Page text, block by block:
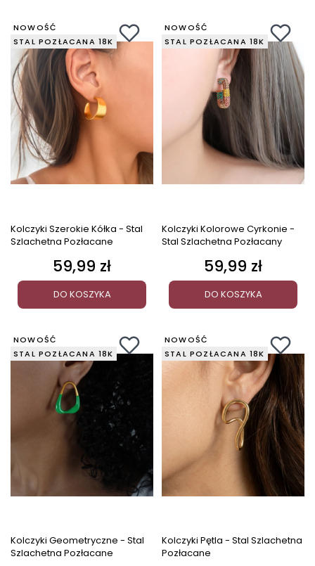
NOWOŚĆ
STAL POZŁACANA 18K
Kolczyki Szerokie Kółka - Stal
Szlachetna Pozłacane
Cena
59,99 zł
DO KOSZYKA
NOWOŚĆ
STAL POZŁACANA 18K
Kolczyki Kolorowe Cyrkonie -
Stal Szlachetna Pozłacany
Cena
59,99 zł
DO KOSZYKA
NOWOŚĆ
STAL POZŁACANA 18K
Kolczyki Geometryczne - Stal
Szlachetna Pozłacane
NOWOŚĆ
STAL POZŁACANA 18K
Kolczyki Pętla - Stal Szlachetna
Pozłacane